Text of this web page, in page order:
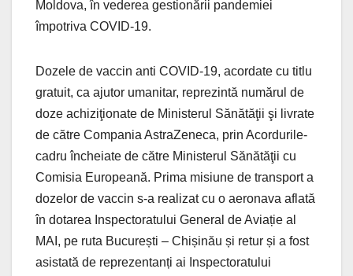
Moldova, în vederea gestionării pandemiei
împotriva COVID-19.
Dozele de vaccin anti COVID-19, acordate cu titlu
gratuit, ca ajutor umanitar, reprezintă numărul de
doze achiziţionate de Ministerul Sănătăţii şi livrate
de către Compania AstraZeneca, prin Acordurile-
cadru încheiate de către Ministerul Sănătăţii cu
Comisia Europeană. Prima misiune de transport a
dozelor de vaccin s-a realizat cu o aeronava aflată
în dotarea Inspectoratului General de Aviație al
MAI, pe ruta București – Chișinău și retur și a fost
asistată de reprezentanți ai Inspectoratului